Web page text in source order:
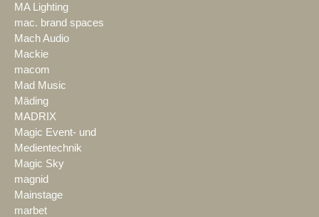
MA Lighting
mac. brand spaces
Mach Audio
Mackie
macom
Mad Music
Mäding
MADRIX
Magic Event- und
Medientechnik
Magic Sky
magnid
Mainstage
marbet